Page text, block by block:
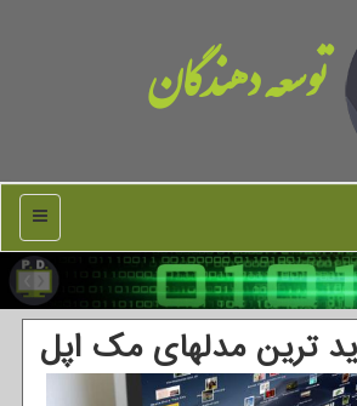
توسعه دهندگان
منو
ترین مدلهای مك اپل